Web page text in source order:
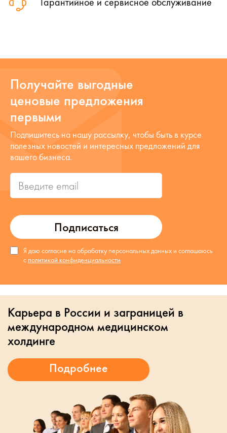
Получайте выгодные
ценовые предложения
первыми
Подписаться
Подпишитесь на нашу рассылку, чтобы быть в курсе
полезных новостей и интересных предложений для
вашего бизнеса.
Я даю согласие на обработку персональных данных и соглашаюсь
с политикой конфиденциальности
Карьера в России и заграницей в
международном медицинском
холдинге